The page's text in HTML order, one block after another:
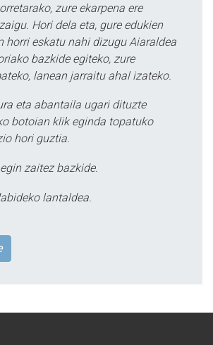
zure ekarpena ere
Hori dela eta, gure edukien
horri eskatu nahi dizugu Aiaraldea
bazkide egiteko, zure
lanean jarraitu ahal izateko.
eta abantaila ugari dituzte
botoian klik eginda topatuko
hori guztia.
zaitez bazkide.
lantaldea.